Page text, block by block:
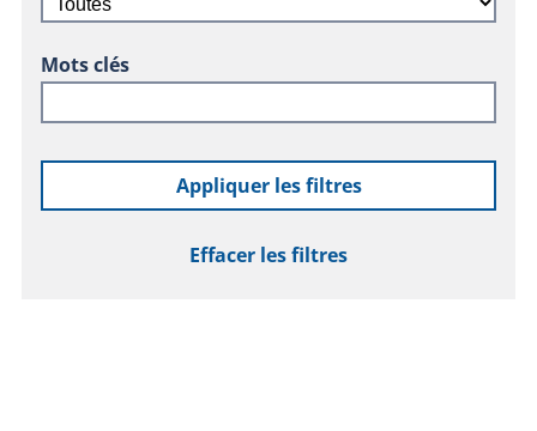
Mots clés
Appliquer les filtres
Effacer les filtres